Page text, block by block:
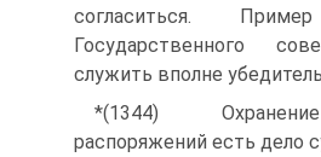
согласиться.
Государственного
служить вполне
*(1344)
распоряжений есть дело